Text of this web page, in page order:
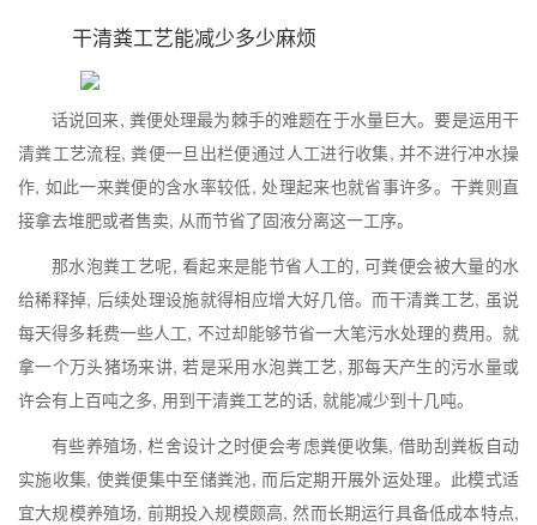
干清粪工艺能减少多少麻烦
话说回来, 粪便处理最为棘手的难题在于水量巨大。要是运用干
清粪工艺流程, 粪便一旦出栏便通过人工进行收集, 并不进行冲水操
作, 如此一来粪便的含水率较低, 处理起来也就省事许多。干粪则直
接拿去堆肥或者售卖, 从而节省了固液分离这一工序。
那水泡粪工艺呢, 看起来是能节省人工的, 可粪便会被大量的水
给稀释掉, 后续处理设施就得相应增大好几倍。而干清粪工艺, 虽说
每天得多耗费一些人工, 不过却能够节省一大笔污水处理的费用。就
拿一个万头猪场来讲, 若是采用水泡粪工艺, 那每天产生的污水量或
许会有上百吨之多, 用到干清粪工艺的话, 就能减少到十几吨。
有些养殖场, 栏舍设计之时便会考虑粪便收集, 借助刮粪板自动
实施收集, 使粪便集中至储粪池, 而后定期开展外运处理。此模式适
宜大规模养殖场, 前期投入规模颇高, 然而长期运行具备低成本特点,